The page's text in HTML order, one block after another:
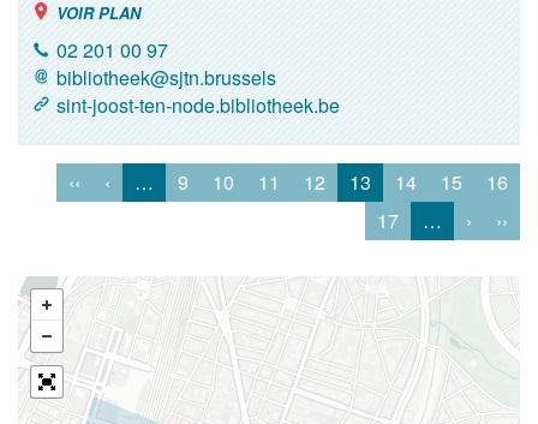
VOIR PLAN
02 201 00 97
bibliotheek@sjtn.brussels
sint-joost-ten-node.bibliotheek.be
‹‹ ‹ … 9 10 11 12 13 14 15
16
17
… › ››